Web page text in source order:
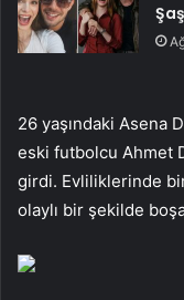
26 yaşındaki Asena
eski futbolcu Ahmet
girdi. Evliliklerinde bir
olaylı bir şekilde